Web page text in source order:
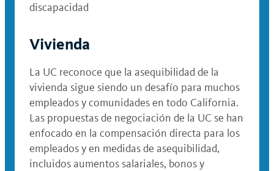
discapacidad
Vivienda
La UC reconoce que la asequibilidad de la
vivienda sigue siendo un desafío para muchos
empleados y comunidades en todo California.
Las propuestas de negociación de la UC se han
enfocado en la compensación directa para los
empleados y en medidas de asequibilidad,
incluidos aumentos salariales, bonos y